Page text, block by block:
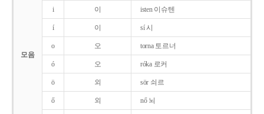
모음
i 이 isten 이슈텐
í 이 sí 시
o 오 torna 토르너
ó 오 róka 로커
ö 외 sör 쇠르
ő 외 nő 뇌